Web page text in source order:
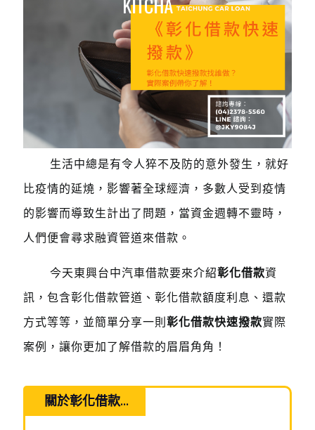
生活中總是有令人猝不及防的意外發生，就好
比疫情的延燒，影響著全球經濟，多數人受到疫情
的影響而導致生計出了問題，當資金週轉不靈時，
人們便會尋求融資管道來借款。
今天東興台中汽車借款要來介紹彰化借款資
訊，包含彰化借款管道、彰化借款額度利息、還款
方式等等，並簡單分享一則 彰化借款快速撥款實際
案例，讓你更加了解借款的眉眉角角！
關於彰化借款...